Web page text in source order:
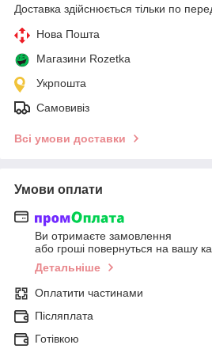
Доставка здійснюється тільки по
Нова Пошта
Магазини Rozetka
Укрпошта
Самовивіз
Всі умови доставки
Умови оплати
Ви отримаєте замовлення
або гроші повернуться на вашу
Детальніше
Оплатити частинами
Післяплата
Готівкою